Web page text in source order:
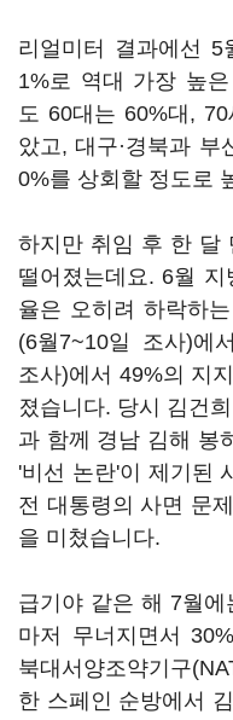
리얼미터 결과에선 5
1%로 역대 가장 높
도 60대는 60%대,
았고, 대구·경북과 부
0%를 상회할 정도로
하지만 취임 후 한 달
떨어졌는데요. 6월 지
율은 오히려 하락하
(6월7~10일 조사)에
조사)에서 49%의 지
졌습니다. 당시 김건
과 함께 경남 김해 봉
'비선 논란'이 제기된
전 대통령의 사면 문
을 미쳤습니다.
급기야 같은 해 7월
마저 무너지면서
북대서양조약기구
한 스페인 순방에서